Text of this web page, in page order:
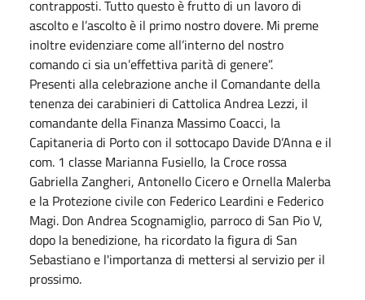
contrapposti. Tutto questo è frutto di un lavoro di
ascolto e l’ascolto è il primo nostro dovere. Mi preme
inoltre evidenziare come all’interno del nostro
comando ci sia un’effettiva parità di genere”.
Presenti alla celebrazione anche il Comandante della
tenenza dei carabinieri di Cattolica Andrea Lezzi, il
comandante della Finanza Massimo Coacci, la
Capitaneria di Porto con il sottocapo Davide D’Anna e il
com. 1 classe Marianna Fusiello, la Croce rossa
Gabriella Zangheri, Antonello Cicero e Ornella Malerba
e la Protezione civile con Federico Leardini e Federico
Magi. Don Andrea Scognamiglio, parroco di San Pio V,
dopo la benedizione, ha ricordato la figura di San
Sebastiano e l'importanza di mettersi al servizio per il
prossimo.